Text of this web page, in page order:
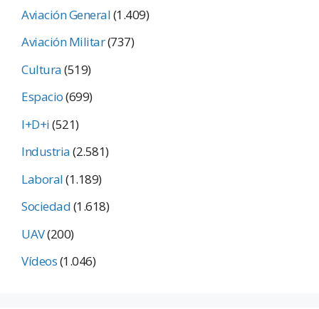
Aviación General(1.409)
Aviación Militar(737)
Cultura(519)
Espacio(699)
I+D+i(521)
Industria(2.581)
Laboral(1.189)
Sociedad(1.618)
UAV(200)
Vídeos(1.046)